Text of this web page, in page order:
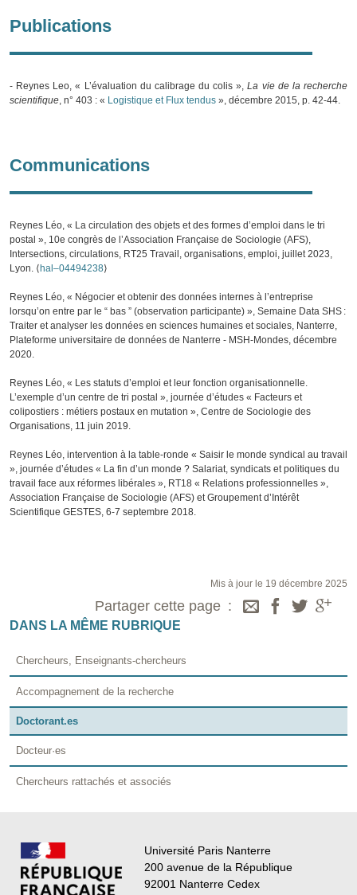
Publications
- Reynes Leo, « L’évaluation du calibrage du colis »,La vie de la recherche
scientifique, n° 403 : « Logistique et Flux tendus », décembre 2015, p. 42-44.
Communications
Reynes Léo, « La circulation des objets et des formes d’emploi dans le tri
postal », 10e congrès de l’Association Française de Sociologie (AFS),
Intersections, circulations, RT25 Travail, organisations, emploi, juillet 2023,
Lyon. ⟨ hal–04494238⟩
Reynes Léo, « Négocier et obtenir des données internes à l’entreprise
lorsqu’on entre par le “ bas ” (observation participante) », Semaine Data SHS :
Traiter et analyser les données en sciences humaines et sociales, Nanterre,
Plateforme universitaire de données de Nanterre - MSH-Mondes, décembre
2020.
Reynes Léo, « Les statuts d’emploi et leur fonction organisationnelle.
L’exemple d’un centre de tri postal », journée d’études « Facteurs et
colipostiers : métiers postaux en mutation », Centre de Sociologie des
Organisations, 11 juin 2019.
Reynes Léo, intervention à la table-ronde « Saisir le monde syndical au travail
», journée d’études « La fin d’un monde ? Salariat, syndicats et politiques du
travail face aux réformes libérales », RT18 « Relations professionnelles »,
Association Française de Sociologie (AFS) et Groupement d’Intérêt
Scientifique GESTES, 6-7 septembre 2018.
Mis à jour le 19 décembre 2025
Partager cette page
DANS LA MÊME RUBRIQUE
Chercheurs, Enseignants-chercheurs
Accompagnement de la recherche
Doctorant.es
Docteur·es
Chercheurs rattachés et associés
Université Paris Nanterre
200 avenue de la République
92001 Nanterre Cedex